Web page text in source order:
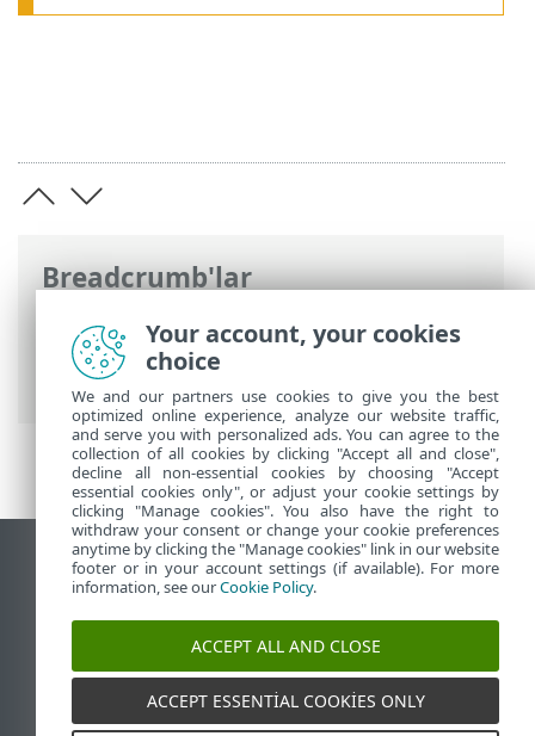
Breadcrumb'lar
ESET Online Yardım>ESET PROTECT On-
Prem>Yükle>macOS›te bileşen
yüklemesi
> Agent kurulumu - macOS
Masaüstü sitesini görüntüle
End of Life
ESET Bilgi Bankası
ESET Status Portal
Bölgesel destek
Your account, your cookies
choice
We and our partners use cookies to give you the best
optimized online experience, analyze our website traffic,
and serve you with personalized ads. You can agree to the
collection of all cookies by clicking "Accept all and close",
decline all non-essential cookies by choosing "Accept
essential cookies only", or adjust your cookie settings by
clicking "Manage cookies". You also have the right to
withdraw your consent or change your cookie preferences
anytime by clicking the "Manage cookies" link in our website
footer or in your account settings (if available). For more
information, see ourCookie Policy.
ACCEPT ALL AND CLOSE
ACCEPT ESSENTIAL COOKIES ONLY